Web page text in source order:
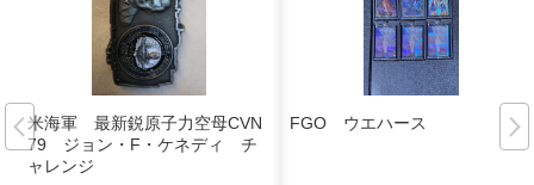
米海軍 最新鋭原子力空母CVN
79 ジョン・F・ケネディ チ
ャレンジ
FGO ウエハース